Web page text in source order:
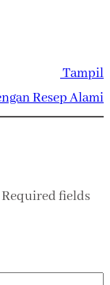
Tampil
Resep Alami
Required fields